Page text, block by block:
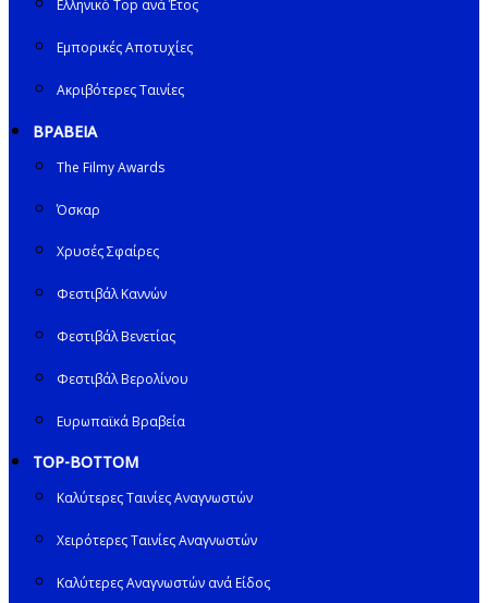
Ελληνικό Top ανά Έτος
Εμπορικές Αποτυχίες
Ακριβότερες Ταινίες
ΒΡΑΒΕΙΑ
The Filmy Awards
Όσκαρ
Χρυσές Σφαίρες
Φεστιβάλ Καννών
Φεστιβάλ Βενετίας
Φεστιβάλ Βερολίνου
Ευρωπαϊκά Βραβεία
TOP-BOTTOM
Καλύτερες Ταινίες Αναγνωστών
Χειρότερες Ταινίες Αναγνωστών
Καλύτερες Αναγνωστών ανά Είδος